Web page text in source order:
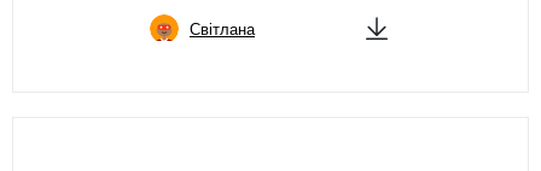
Світлана